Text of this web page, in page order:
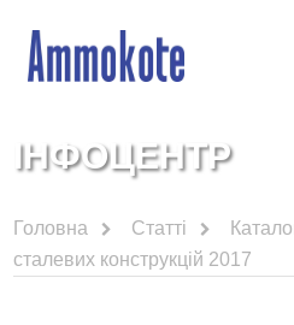
ІНФОЦЕНТР
Головна Статті
сталевих конструкцій 2017